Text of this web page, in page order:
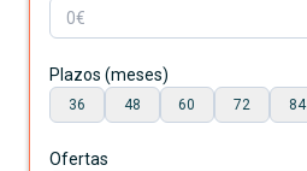
Plazos (meses)
36 48 60 72 84
Ofertas